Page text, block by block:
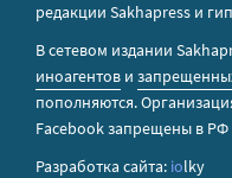
редакции Sakhapress и
В сетевом издании
иноагентов и
пополняются.
Facebook запрещены в РФ
Разработка сайта: iolky